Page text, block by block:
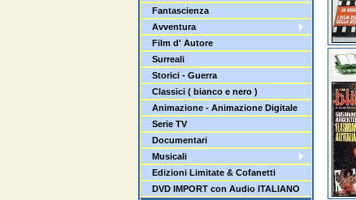
Fantascienza
Avventura
Film d' Autore
Surreali
Storici - Guerra
Classici ( bianco e nero )
Animazione - Animazione Digitale
Serie TV
Documentari
Musicali
Edizioni Limitate & Cofanetti
DVD IMPORT con Audio ITALIANO